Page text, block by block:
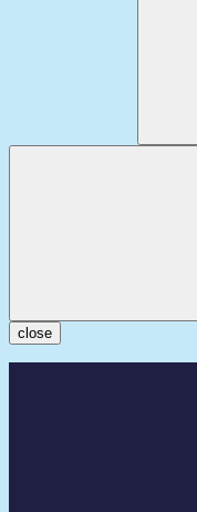
close